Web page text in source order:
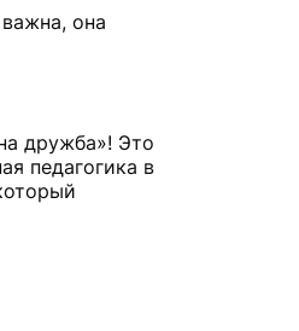
она
дружба»! Это
педагогика в